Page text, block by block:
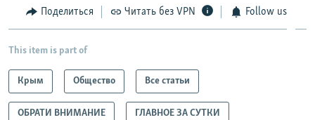
Поделиться Читать без VPN Follow us
This item is part of
Крым Общество Все статьи
ОБРАТИ ВНИМАНИЕ ГЛАВНОЕ ЗА СУТКИ